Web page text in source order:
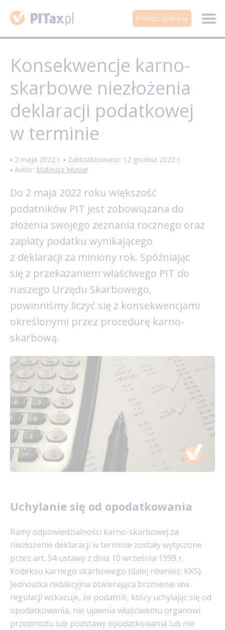
Pobierz aplikację
Konsekwencje karno-
skarbowe niezłożenia
deklaracji podatkowej
w terminie
▪ 2 maja 2022 r. ▪ Zaktualizowano: 12 grudnia 2023 r.
▪ Autor: Mateusz Musiał
Do 2 maja 2022 roku większość
podatników PIT jest zobowiązana do
złożenia swojego zeznania rocznego oraz
zapłaty podatku wynikającego
z deklaracji za miniony rok. Spóźniając
się z przekazaniem właściwego PIT do
naszego Urzędu Skarbowego,
powinniśmy liczyć się z konsekwencjami
określonymi przez procedurę karno-
skarbową.
Uchylanie się od opodatkowania
Ramy odpowiedzialności karno-skarbowej za
niezłożenie deklaracji w terminie zostały wytyczone
przez art. 54 ustawy z dnia 10 września 1999 r.
Kodeksu karnego skarbowego (dalej również: KKS).
Jednostka redakcyjna otwierająca brzmienie ww.
regulacji wskazuje, że podatnik, który uchylając się od
opodatkowania, nie ujawnia właściwemu organowi
przedmiotu lub podstawy opodatkowania lub nie